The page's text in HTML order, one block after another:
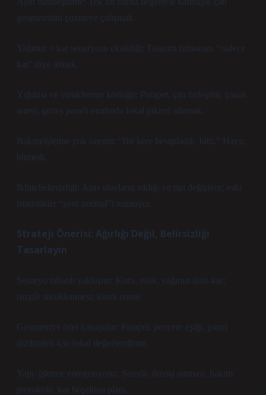
geometrisini çözmeye çalışmak.
Yağmur + kar senaryosu eksikliği: Tasarım fırtınasını “sadece
kar” diye almak.
Yığılma ve sürüklenme körlüğü: Parapet, çatı birleşimi, çanak
anten, güneş paneli etrafında lokal pikleri atlamak.
Bakım/işletme yok sayımı: “Bir kere hesapladık, bitti.” Hayır,
bitmedi.
İklim belirsizliği: Aşırı olayların sıklığı ve tipi değişiyor; eski
istatistikler “yeni normal”i tutmuyor.
Strateji Önerisi: Ağırlığı Değil, Belirsizliği
Tasarlayın
Senaryo tabanlı yaklaşım: Kuru, ıslak, yağmur-üstü-kar;
rüzgâr sürüklenmesi; kısmi erime.
Geometriye özel katsayılar: Parapet, pencere eşiği, panel
dizilimleri için lokal değerlendirme.
Yapı–işletme entegrasyonu: Sensör, drenaj ısıtması, bakım
protokolü, kar boşaltma planı.